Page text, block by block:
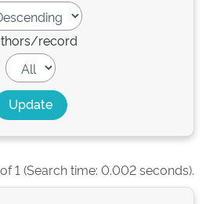
record
1 (Search time: 0.002 seconds).